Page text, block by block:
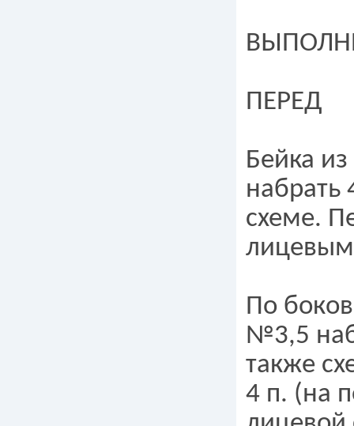
ПЕРЕД
Бейка
набрать
схеме.
По
№3,5
также
4 п. (на